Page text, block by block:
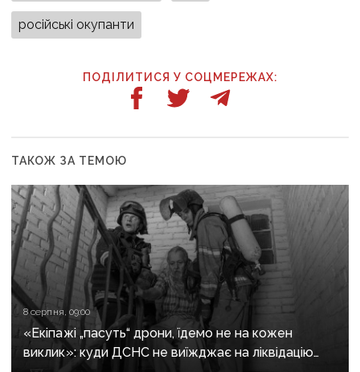
російські окупанти
ПОДІЛИТИСЯ У СОЦМЕРЕЖАХ:
ТАКОЖ ЗА ТЕМОЮ
8 серпня, 09:00
«Екіпажі „пасуть“ дрони, їдемо не на кожен
виклик»: куди ДСНС не виїжджає на ліквідацію